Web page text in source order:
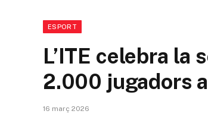
ESPORT
L’ITE celebra la
2.000 jugadors
16 març 2026